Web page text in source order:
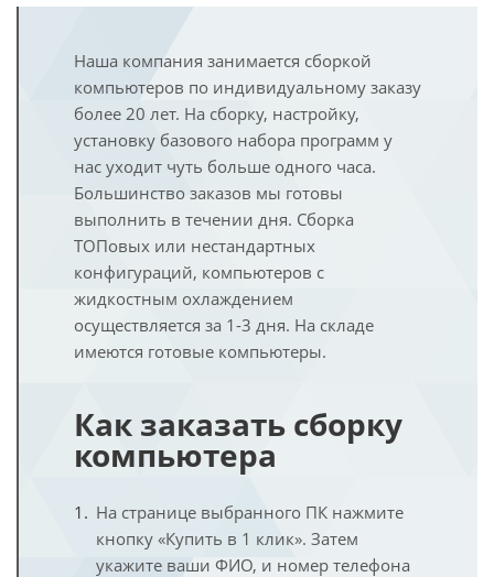
Наша компания занимается сборкой
компьютеров по индивидуальному заказу
более 20 лет. На сборку, настройку,
установку базового набора программ у
нас уходит чуть больше одного часа.
Большинство заказов мы готовы
выполнить в течении дня. Сборка
ТОПовых или нестандартных
конфигураций, компьютеров с
жидкостным охлаждением
осуществляется за 1-3 дня. На складе
имеются готовые компьютеры.
Как заказать сборку
компьютера
На странице выбранного ПК нажмите
кнопку «Купить в 1 клик». Затем
укажите ваши ФИО, и номер телефона